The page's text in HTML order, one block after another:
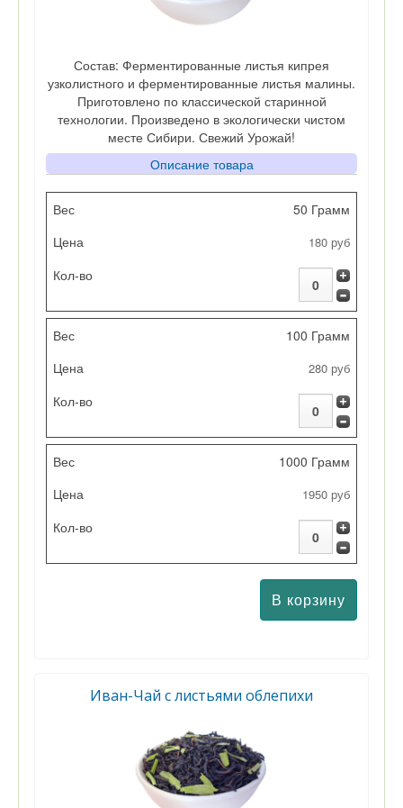
Состав: Ферментированные листья кипрея
узколистного и ферментированные листья малины.
Приготовлено по классической старинной
технологии. Произведено в экологически чистом
месте Сибири. Свежий Урожай!
Описание товара
Вес
Цена
Кол-во
50 Грамм
180 руб
100 Грамм
280 руб
1000 Грамм
1950 руб
Иван-Чай с листьями облепихи